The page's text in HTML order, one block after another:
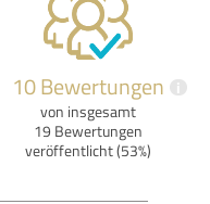
10 Bewertungen i
von insgesamt
19 Bewertungen
veröffentlicht (53%)